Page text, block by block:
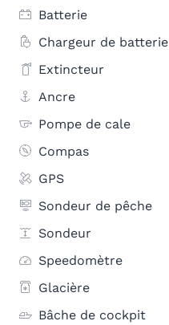
Batterie
Chargeur de batterie
Extincteur
Ancre
Pompe de cale
Compas
GPS
Sondeur de pêche
Sondeur
Speedomètre
Glacière
Bâche de cockpit